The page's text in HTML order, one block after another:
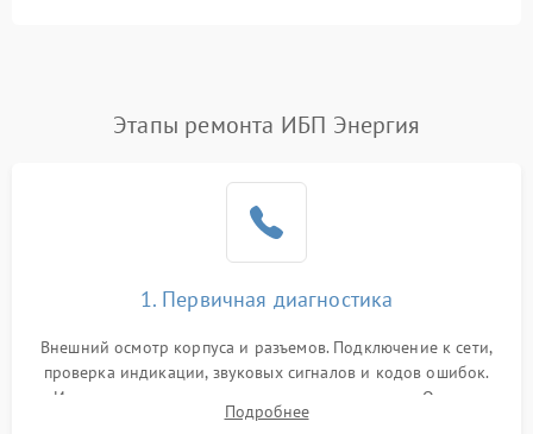
Этапы ремонта ИБП Энергия
1. Первичная диагностика
Внешний осмотр корпуса и разъемов. Подключение к сети,
проверка индикации, звуковых сигналов и кодов ошибок.
Измерение входного и выходного напряжения. Оценка
реакции ИБП на отключение основного питания без
Подробнее